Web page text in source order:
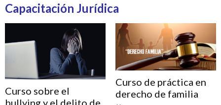
Capacitación Jurídica
Curso sobre el
Curso de práctica en
derecho de familia